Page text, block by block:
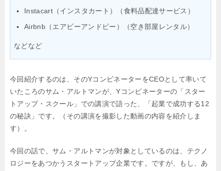
Instacart（インスタカート）（食料品配達サービス）
Airbnb（エアビーアンドビー）（空き部屋レンタル）
などなど
今回紹介するのは、そのYコンビネーターをCEOとして率いて
いたころのサム・アルトマンが、Yコンビネーターの「スター
トアップ・スクール」での講演で語った、「起業で成功する12
の秘訣」です。（その講演を撮影した動画の内容を紹介しま
す）。
今回の話で、サム・アルトマンが対象としているのは、テクノ
ロジーをあつかうスタートアップ企業です。ですが、もし、あ